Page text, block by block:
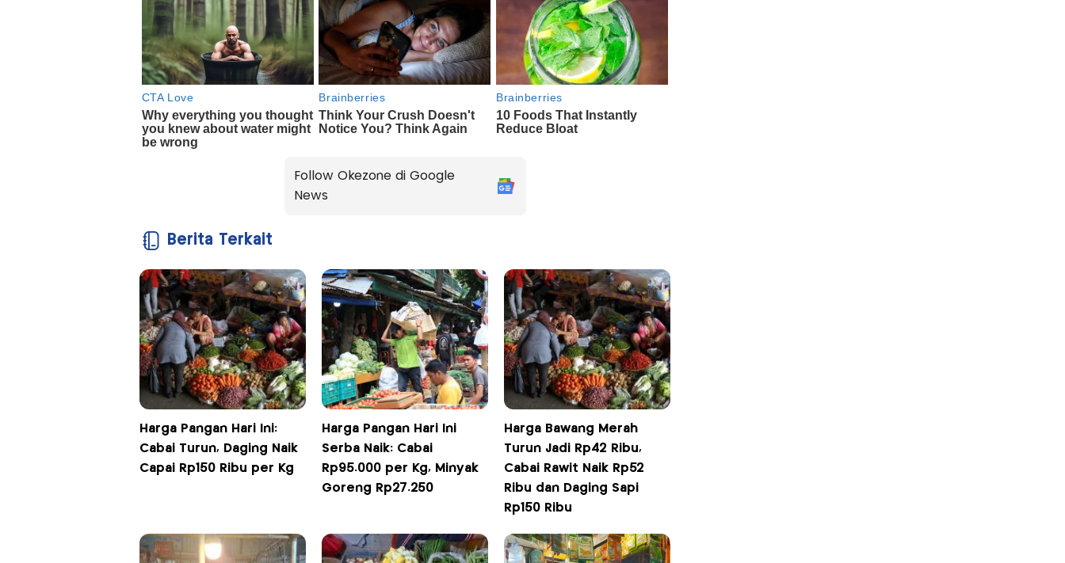
Follow Okezone di Google
News
Berita Terkait
Harga Pangan Hari Ini:
Cabai Turun, Daging Naik
Capai Rp150 Ribu per Kg
Harga Pangan Hari Ini
Serba Naik: Cabai
Rp95.000 per Kg, Minyak
Goreng Rp27.250
Harga Bawang Merah
Turun Jadi Rp42 Ribu,
Cabai Rawit Naik Rp52
Ribu dan Daging Sapi
Rp150 Ribu